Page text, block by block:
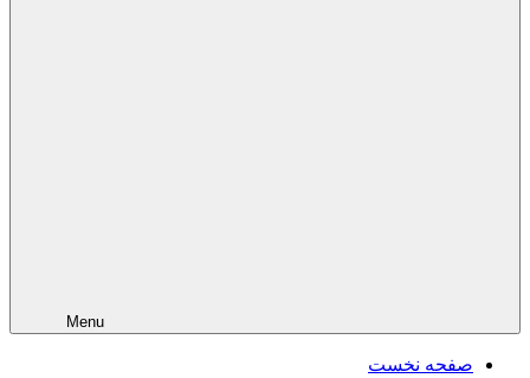
Menu
صفحه نخست